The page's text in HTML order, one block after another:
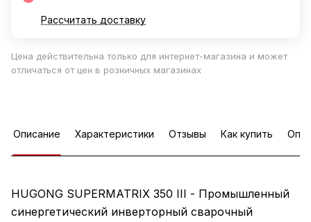
Рассчитать доставку
Цена действительна только для интернет-магазина и может
отличаться от цен в розничных магазинах
Описание Характеристики Отзывы Как купить
HUGONG SUPERMATRIX 350 III - Промышленный
синергетический инверторный сварочный